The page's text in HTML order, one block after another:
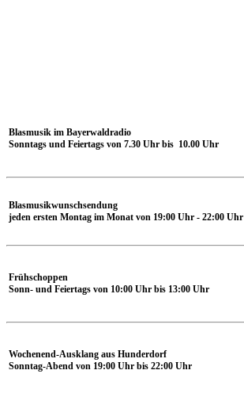
Blasmusik im Bayerwaldradio
Sonntags und Feiertags von 7.30 Uhr bis 10.00 Uhr
Blasmusikwunschsendung
jeden ersten Montag im Monat von 19:00 Uhr - 22:00 Uhr
Frühschoppen
Sonn- und Feiertags von 10:00 Uhr bis 13:00 Uhr
Wochenend-Ausklang aus Hunderdorf
Sonntag-Abend von 19:00 Uhr bis 22:00 Uhr